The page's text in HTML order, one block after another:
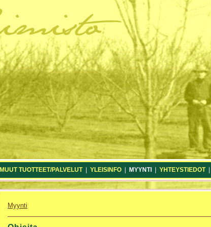
MUUT TUOTTEET/PALVELUT| YLEISINFO MYYNTI YHTEYSTIEDOT
Myynti